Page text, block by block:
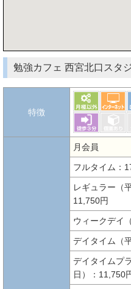
勉強カフェ 西宮北口スタ
特徴
月会員
フルタイム：
レギュラー（
11,750円
ウィークデイ
デイタイム（
デイタイムプ
日）：11,750